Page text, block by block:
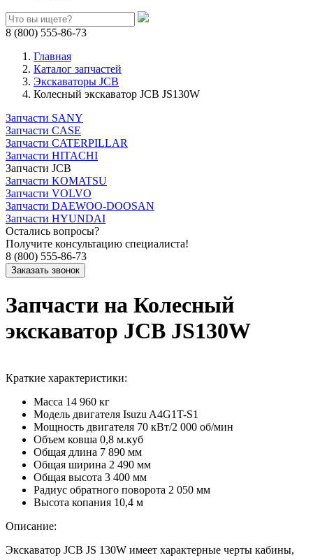
8 (800) 555-86-73
Главная
Каталог запчастей
Экскаваторы JCB
Колесный экскаватор JCB JS130W
Запчасти SANY
Запчасти CASE
Запчасти CATERPILLAR
Запчасти HITACHI
Запчасти JCB
Запчасти KOMATSU
Запчасти VOLVO
Запчасти DAEWOO-DOOSAN
Запчасти HYUNDAI
Остались вопросы?
Получите консультацию специалиста!
8 (800) 555-86-73
Запчасти на Колесный
экскаватор JCB JS130W
Краткие характеристики:
Масса 14 960 кг
Модель двигателя Isuzu A4G1T-S1
Мощность двигателя 70 кВт/2 000 об/мин
Объем ковша 0,8 м.куб
Общая длина 7 890 мм
Общая ширина 2 490 мм
Общая высота 3 400 мм
Радиус обратного поворота 2 050 мм
Высота копания 10,4 м
Описание:
Экскаватор JCB JS 130W имеет характерные черты кабины,